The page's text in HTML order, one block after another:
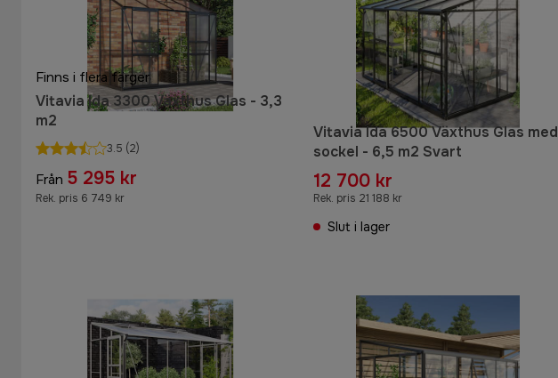
Finns i flera färger
Vitavia Ida 3300 Växthus Glas - 3,3
m2
3.5 (2)
Från 5 295 kr
Rek. pris 6 749 kr
Vitavia Ida 6500 Växthus Glas med
sockel - 6,5 m2 Svart
12 700 kr
Rek. pris 21 188 kr
Slut i lager